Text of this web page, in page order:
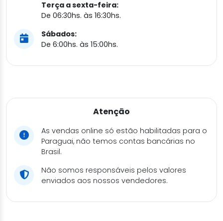
Terça a sexta-feira:
De 06:30hs. às 16:30hs.
Sábados:
De 6:00hs. às 15:00hs.
Atenção
As vendas online só estão habilitadas para o
Paraguai, não temos contas bancárias no
Brasil.
Não somos responsáveis pelos valores
enviados aos nossos vendedores.